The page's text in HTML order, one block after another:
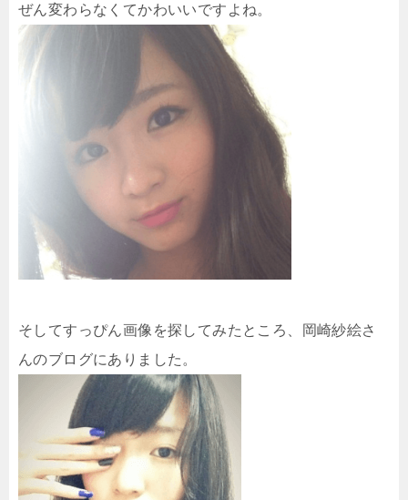
ぜん変わらなくてかわいいですよね。
そしてすっぴん画像を探してみたところ、岡崎紗絵さ
んのブログにありました。